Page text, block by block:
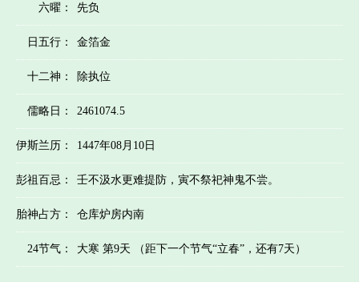
六曜： 先负
日五行： 金箔金
十二神： 除执位
儒略日： 2461074.5
伊斯兰历： 1447年08月10日
彭祖百忌： 壬不汲水更难提防，寅不祭祀神鬼不尝。
胎神占方： 仓库炉房内南
24节气： 大寒 第9天 （距下一个节气“立春”，还有7天）